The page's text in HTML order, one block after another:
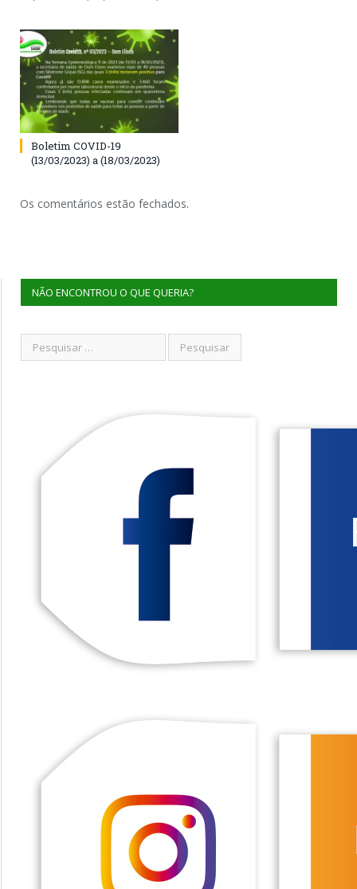
Boletim COVID-19
(13/03/2023) a (18/03/2023)
Os comentários estão fechados.
NÃO ENCONTROU O QUE QUERIA?